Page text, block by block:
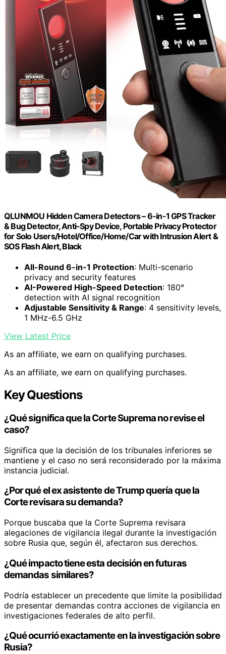
QLUNMOU Hidden Camera Detectors – 6-in-1 GPS Tracker
& Bug Detector, Anti-Spy Device, Portable Privacy Protector
for Solo Users/Hotel/Office/Home/Car with Intrusion Alert &
SOS Flash Alert, Black
All-Round 6-in-1 Protection: Multi-scenario
privacy and security features
AI-Powered High-Speed Detection: 180°
detection with AI signal recognition
Adjustable Sensitivity & Range: 4 sensitivity levels,
1 MHz-6.5 GHz
View Latest Price
As an affiliate, we earn on qualifying purchases.
As an affiliate, we earn on qualifying purchases.
Key Questions
¿Qué significa que la Corte Suprema no revise el
caso?
Significa que la decisión de los tribunales inferiores se
mantiene y el caso no será reconsiderado por la máxima
instancia judicial.
¿Por qué el ex asistente de Trump quería que la
Corte revisara su demanda?
Porque buscaba que la Corte Suprema revisara
alegaciones de vigilancia ilegal durante la investigación
sobre Rusia que, según él, afectaron sus derechos.
¿Qué impacto tiene esta decisión en futuras
demandas similares?
Podría establecer un precedente que limite la posibilidad
de presentar demandas contra acciones de vigilancia en
investigaciones federales de alto perfil.
¿Qué ocurrió exactamente en la investigación sobre
Rusia?